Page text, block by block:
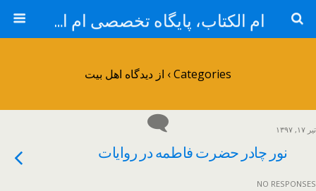
ام الکتاب، پایگاه تخصصی ام الائمه حضرت فاطمه زهرا سلام الله علیها
Categories › از دیدگاه اهل بیت
تیر ۱۷, ۱۳۹۷
نور چادر حضرت فاطمه در روایات
NO RESPONSES